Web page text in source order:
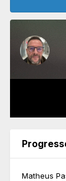
Matheus